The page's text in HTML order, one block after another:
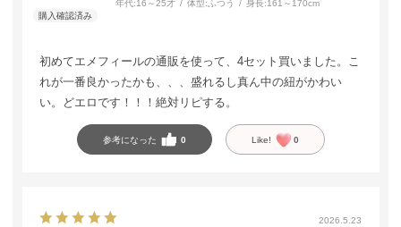
年代:16～25才 体型: ふつう 身長:161～170cm
初めてエメフィールの通販を使って、4セット買いました。こ
れが一番良かったかも、、、盛れるし真ん中の紐がかわい
い。どエロです！！！絶対リピする。
参考になった 0 Like! 0
2026.5.23